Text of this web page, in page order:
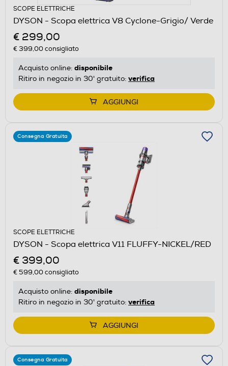
SCOPE ELETTRICHE
DYSON - Scopa elettrica V8 Cyclone-Grigio/ Verde
€ 299,00
€ 399,00consigliato
Acquisto online: disponibile
Ritiro in negozio in 30' gratuito: verifica
AGGIUNGI
Consegna Gratuita
SCOPE ELETTRICHE
DYSON - Scopa elettrica V11 FLUFFY-NICKEL/RED
€ 399,00
€ 599,00consigliato
Acquisto online: disponibile
Ritiro in negozio in 30' gratuito: verifica
AGGIUNGI
Consegna Gratuita